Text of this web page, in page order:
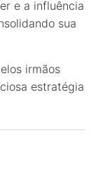
e a influência
sua
irmãos
estratégia